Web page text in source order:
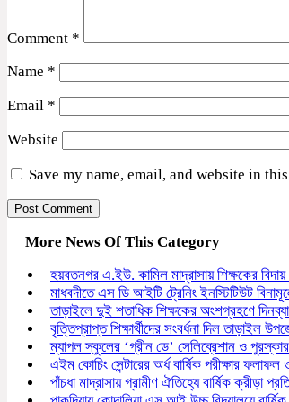
Comment *
Name *
Email *
Website
Save my name, email, and website in
More News Of This Category
হয়বতনগর এ.ইউ. কামিল মাদ্রাসায় শিক্ষকের বিদায়
মাধবদীতে এস ডি আইটি ট্রেনিং ইনস্টিটিউট
তাড়াইলে দুই শতাধিক শিক্ষকের অংশগ্রহণে
বৃত্তিপ্রাপ্ত শিক্ষার্থীদের সংবর্ধনা দিল তাড়াইল
ম্যাপল স্কুলের ‘গ্রীন ডে’ সেলিব্রেশান ও
এইম কোচিং সেন্টারের অর্ধ বার্ষিক পরীক্ষার
পাঁচধা মাদ্রাসায় গ্রামীণ ঐতিহ্যে বার্ষিক ক্রীড়া